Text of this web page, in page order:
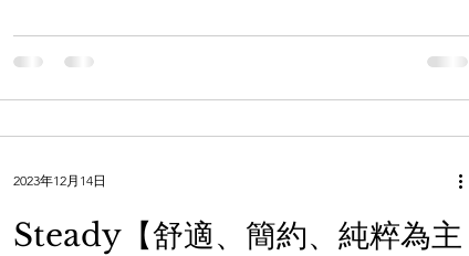
Steady【舒適、簡約、純粹為主
2023年12月14日